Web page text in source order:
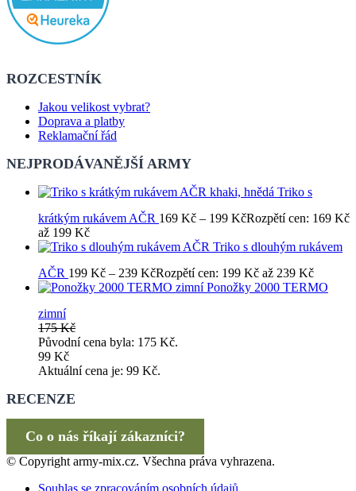
ROZCESTNÍK
Jakou velikost vybrat?
Doprava a platby
Reklamační řád
NEJPRODÁVANĚJŠÍ ARMY
Triko s
krátkým rukávem AČR 169 Kč – 199 KčRozpětí cen: 169 Kč
až 199 Kč
Triko s dlouhým rukávem
AČR 199 Kč – 239 KčRozpětí cen: 199 Kč až 239 Kč
Ponožky 2000 TERMO
zimní
175Kč
Původní cena byla: 175 Kč.
99 Kč
Aktuální cena je: 99 Kč.
RECENZE
Co o nás říkají zákazníci?
© Copyright army-mix.cz. Všechna práva vyhrazena.
Souhlas se zpracováním osobních údajů